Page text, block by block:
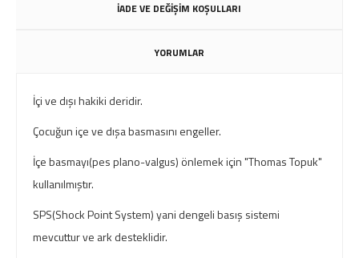
İADE VE DEĞİŞİM KOŞULLARI
YORUMLAR
İçi ve dışı hakiki deridir.
Çocuğun içe ve dışa basmasını engeller.
İçe basmayı(pes plano-valgus) önlemek için "Thomas Topuk"
kullanılmıştır.
SPS(Shock Point System) yani dengeli basış sistemi
mevcuttur ve ark desteklidir.